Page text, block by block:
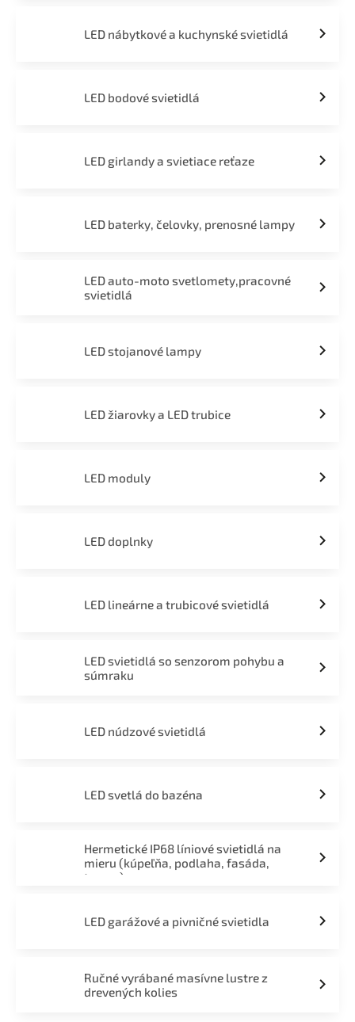
LED nábytkové a kuchynské svietidlá
LED bodové svietidlá
LED girlandy a svietiace reťaze
LED baterky, čelovky, prenosné lampy
LED auto-moto svetlomety,pracovné
svietidlá
LED stojanové lampy
LED žiarovky a LED trubice
LED moduly
LED doplnky
LED lineárne a trubicové svietidlá
LED svietidlá so senzorom pohybu a
súmraku
LED núdzové svietidlá
LED svetlá do bazéna
Hermetické IP68 líniové svietidlá na
mieru (kúpeľňa, podlaha, fasáda,
terasa)
LED garážové a pivničné svietidla
Ručné vyrábané masívne lustre z
drevených kolies